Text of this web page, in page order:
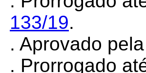
133/19.
. Aprovado
. Prorrogado